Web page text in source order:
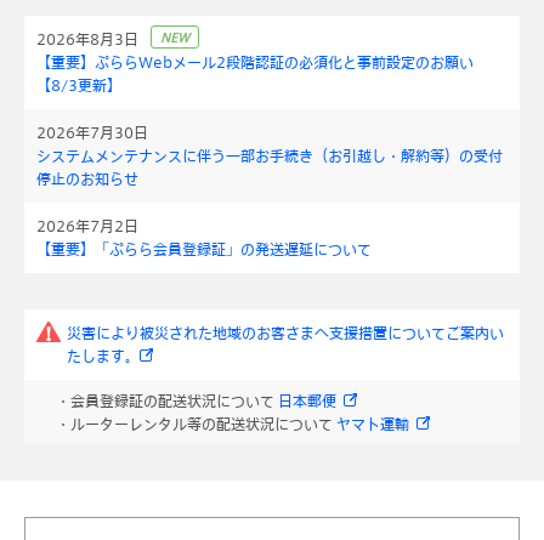
2026年8月3日 NEW
【重要】ぷららWebメール2段階認証の必須化と事前設定のお願い
【8/3更新】
2026年7月30日
システムメンテナンスに伴う一部お手続き（お引越し・解約等）の受付
停止のお知らせ
2026年7月2日
【重要】「ぷらら会員登録証」の発送遅延について
災害により被災された地域のお客さまへ支援措置についてご案内い
たします。
・会員登録証の配送状況について 日本郵便
・ルーターレンタル等の配送状況について ヤマト運輸